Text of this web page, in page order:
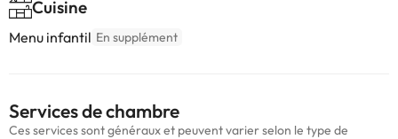
Cuisine
Menu infantil En supplément
Services de chambre
Ces services sont généraux et peuvent varier selon le type de